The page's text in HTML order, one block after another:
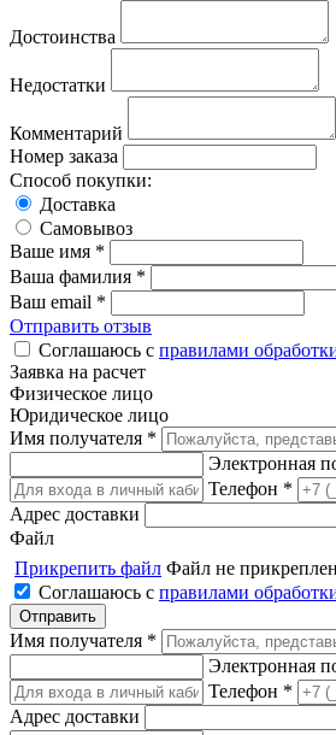
Достоинства
Недостатки
Комментарий
Номер заказа
Способ покупки:
Доставка
Самовывоз
Ваше имя *
Ваша фамилия *
Ваш email *
Отправить отзыв
Соглашаюсь с правилами
Заявка на расчет
Физическое лицо
Юридическое лицо
Имя получателя *
Электронная
Телефон *
Адрес доставки
Файл
Прикрепить файл Файл не прикреплен
Соглашаюсь с правилами
Имя получателя *
Электронная
Телефон *
Адрес доставки